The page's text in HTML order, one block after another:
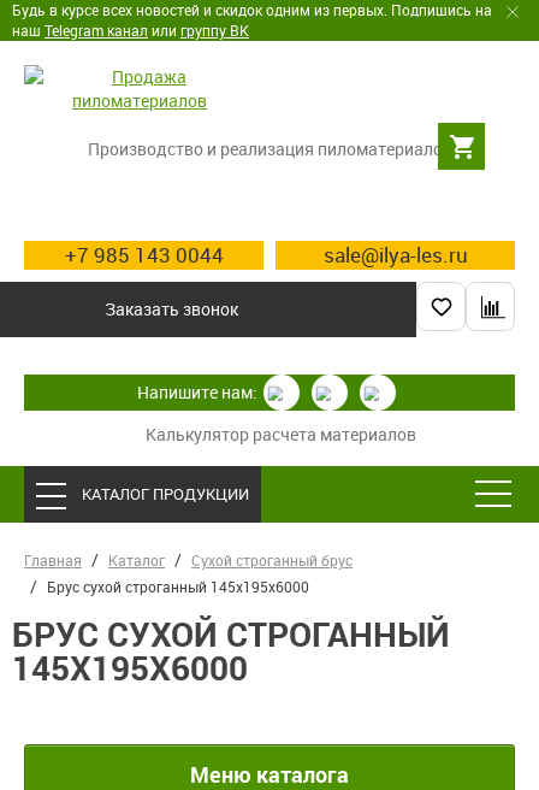
Будь в курсе всех новостей и скидок одним из первых. Подпишись на
наш Telegram канал или группу ВК
Производство и реализация пиломатериалов
+7 985 143 0044 sale@ilya-les.ru
Заказать звонок
Калькулятор расчета материалов
Напишите нам:
КАТАЛОГ ПРОДУКЦИИ
Главная Каталог
Сухой строганный брус
Брус сухой строганный 145х195х6000
БРУС СУХОЙ СТРОГАННЫЙ
145Х195Х6000
Меню каталога